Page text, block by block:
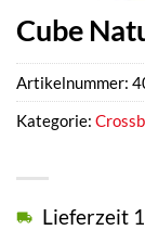
Cube
Lieferzeit
Artikelnummer:
Kategorie: